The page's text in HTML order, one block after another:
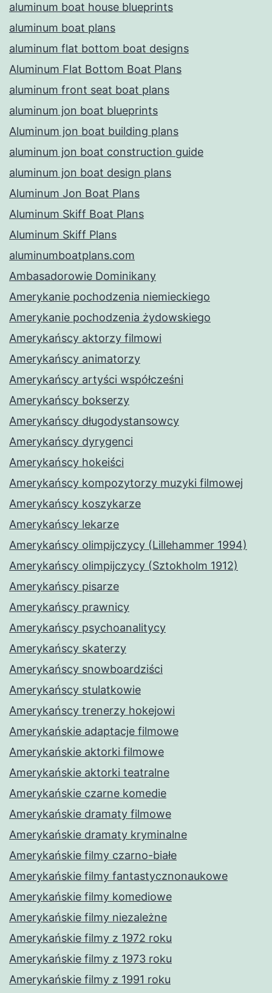
aluminum boat house blueprints
aluminum boat plans
aluminum flat bottom boat designs
Aluminum Flat Bottom Boat Plans
aluminum front seat boat plans
aluminum jon boat blueprints
Aluminum jon boat building plans
aluminum jon boat construction guide
aluminum jon boat design plans
Aluminum Jon Boat Plans
Aluminum Skiff Boat Plans
Aluminum Skiff Plans
aluminumboatplans.com
Ambasadorowie Dominikany
Amerykanie pochodzenia niemieckiego
Amerykanie pochodzenia żydowskiego
Amerykańscy aktorzy filmowi
Amerykańscy animatorzy
Amerykańscy artyści współcześni
Amerykańscy bokserzy
Amerykańscy długodystansowcy
Amerykańscy dyrygenci
Amerykańscy hokeiści
Amerykańscy kompozytorzy muzyki filmowej
Amerykańscy koszykarze
Amerykańscy lekarze
Amerykańscy olimpijczycy (Lillehammer 1994)
Amerykańscy olimpijczycy (Sztokholm 1912)
Amerykańscy pisarze
Amerykańscy prawnicy
Amerykańscy psychoanalitycy
Amerykańscy skaterzy
Amerykańscy snowboardziści
Amerykańscy stulatkowie
Amerykańscy trenerzy hokejowi
Amerykańskie adaptacje filmowe
Amerykańskie aktorki filmowe
Amerykańskie aktorki teatralne
Amerykańskie czarne komedie
Amerykańskie dramaty filmowe
Amerykańskie dramaty kryminalne
Amerykańskie filmy czarno-białe
Amerykańskie filmy fantastycznonaukowe
Amerykańskie filmy komediowe
Amerykańskie filmy niezależne
Amerykańskie filmy z 1972 roku
Amerykańskie filmy z 1973 roku
Amerykańskie filmy z 1991 roku